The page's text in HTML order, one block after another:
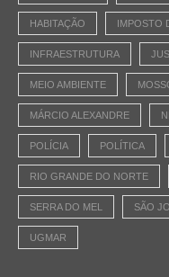
HABITAÇÃO IMPOSTO
INFRAESTRUTURA
MEIO AMBIENTE
MÁRCIO ALEXANDRE
POLÍCIA POLÍTICA
RIO GRANDE DO NORTE
SERRA DO MEL SÃO
UGMAR